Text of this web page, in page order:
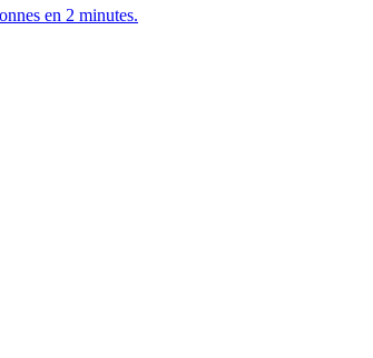
en 2 minutes.